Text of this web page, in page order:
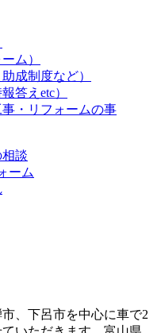
ム）
成制度など）
答えetc）
事・リフォームの事
談
ーム
、下呂市を中心に車で2